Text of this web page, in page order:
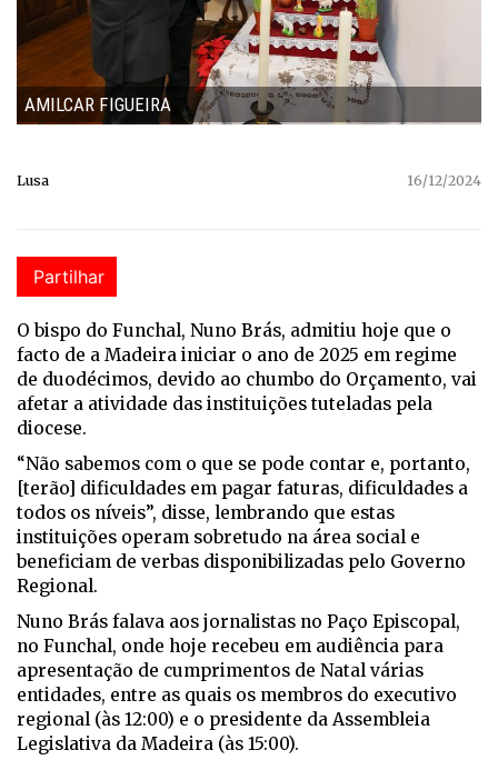
AMILCAR FIGUEIRA
Lusa 16/12/2024
Partilhar
O bispo do Funchal, Nuno Brás, admitiu hoje que o
facto de a Madeira iniciar o ano de 2025 em regime
de duodécimos, devido ao chumbo do Orçamento, vai
afetar a atividade das instituições tuteladas pela
diocese.
“Não sabemos com o que se pode contar e, portanto,
[terão] dificuldades em pagar faturas, dificuldades a
todos os níveis”, disse, lembrando que estas
instituições operam sobretudo na área social e
beneficiam de verbas disponibilizadas pelo Governo
Regional.
Nuno Brás falava aos jornalistas no Paço Episcopal,
no Funchal, onde hoje recebeu em audiência para
apresentação de cumprimentos de Natal várias
entidades, entre as quais os membros do executivo
regional (às 12:00) e o presidente da Assembleia
Legislativa da Madeira (às 15:00).